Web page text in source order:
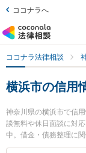
ココナラへ
ココナラ法律相談
横浜市の信用
神奈川県の横浜市で信
談無料や休日面談に対
中。借金・債務整理に
整理、リボ払いの債務